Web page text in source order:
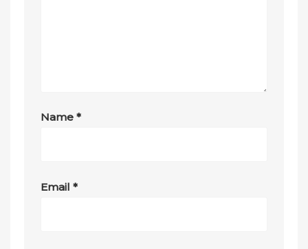
Name*
Email*